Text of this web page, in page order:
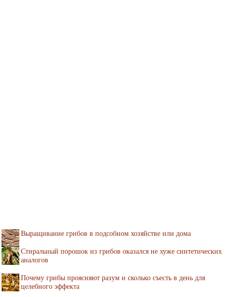
Выращивание грибов в подсобном хозяйстве или дома
Стиральный порошок из грибов оказался не хуже синтетических
аналогов
Почему грибы проясняют разум и сколько съесть в день для
целебного эффекта